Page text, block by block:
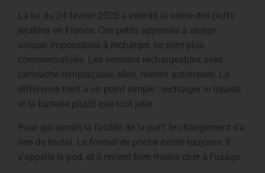
La loi du 24 février 2025 a interdit la vente des puffs
jetables en France. Ces petits appareils à usage
unique, impossibles à recharger, ne sont plus
commercialisés. Les versions rechargeables avec
cartouche remplaçable, elles, restent autorisées. La
différence tient à un point simple : recharger le liquide
et la batterie plutôt que tout jeter.
Pour qui aimait la facilité de la puff, le changement n’a
rien de brutal. Le format de poche existe toujours. Il
s’appelle le pod, et il revient bien moins cher à l’usage.